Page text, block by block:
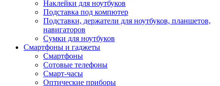
Наклейки для ноутбуков
Подставка под компютер
Подставки, держатели для ноутбуков, планшетов,
навигаторов
Сумки для ноутбуков
Смартфоны и гаджеты
Смартфоны
Сотовые телефоны
Смарт-часы
Оптические приборы